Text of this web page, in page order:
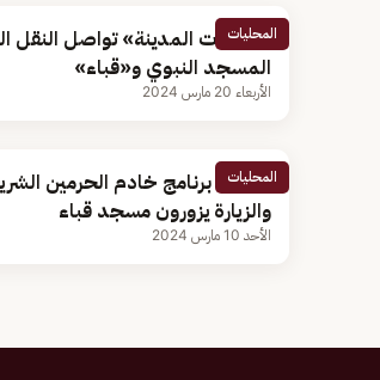
المحليات
«حافلات المدينة» تواصل النقل
المسجد النبوي و«قباء»
الأربعاء 20 مارس 2024
المحليات
ضيوف برنامج خادم الحرمين
والزيارة يزورون مسجد قباء
الأحد 10 مارس 2024